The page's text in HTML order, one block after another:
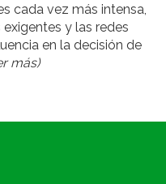
cada vez más intensa,
y las redes
en la decisión de
más)